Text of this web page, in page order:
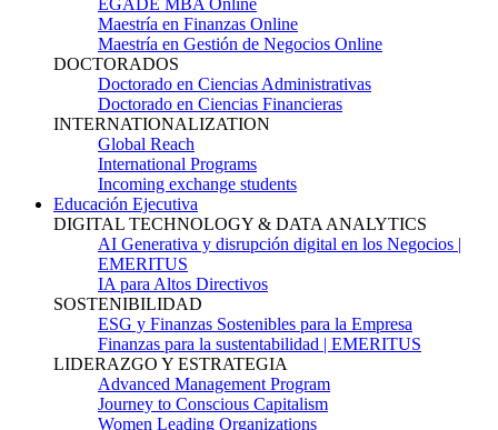
EGADE MBA Online
Maestría en Finanzas Online
Maestría en Gestión de Negocios Online
DOCTORADOS
Doctorado en Ciencias Administrativas
Doctorado en Ciencias Financieras
INTERNATIONALIZATION
Global Reach
International Programs
Incoming exchange students
Educación Ejecutiva
DIGITAL TECHNOLOGY & DATA ANALYTICS
AI Generativa y disrupción digital en los Negocios |
EMERITUS
IA para Altos Directivos
SOSTENIBILIDAD
ESG y Finanzas Sostenibles para la Empresa
Finanzas para la sustentabilidad | EMERITUS
LIDERAZGO Y ESTRATEGIA
Advanced Management Program
Journey to Conscious Capitalism
Women Leading Organizations